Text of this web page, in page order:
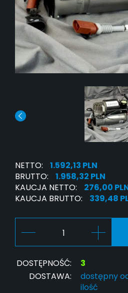
NETTO:
1.592,13 PLN
BRUTTO:
1.958,32 PLN
KAUCJA NETTO:
276,00
KAUCJA BRUTTO:
339,48
DOSTĘPNOŚĆ:
3
DOSTAWA:
dostępny
ilość